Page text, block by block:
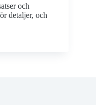
och
detaljer, och